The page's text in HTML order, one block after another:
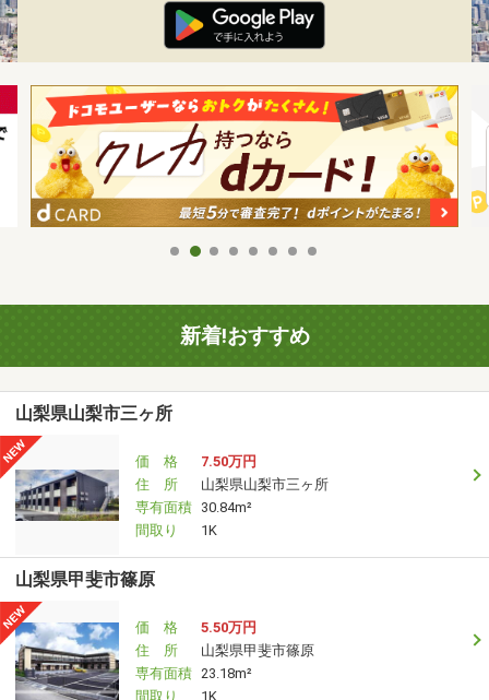
新着!おすすめ
山梨県山梨市三ヶ所
価 格
7.50万円
住 所
山梨県山梨市三ヶ所
専有面積 30.84m²
間取り
1K
山梨県甲斐市篠原
価 格
5.50万円
住 所
山梨県甲斐市篠原
専有面積 23.18m²
間取り
1K